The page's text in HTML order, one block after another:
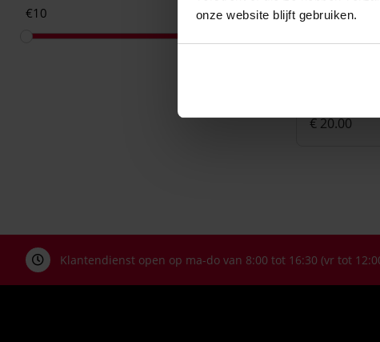
onze website blijft gebruiken.
€ €
Geritex
€ 20.00
Klantendienst open op ma-do van 8:00 tot 16:30 (vr tot